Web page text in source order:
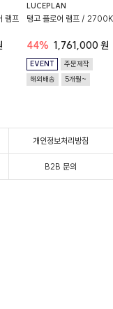
램프
LUCEPLAN
탱고 플로어 램프 / 2700K
44% 1,761,000 원
EVENT
주문제작
해외배송
5개월~
개인정보처리방침
B2B 문의